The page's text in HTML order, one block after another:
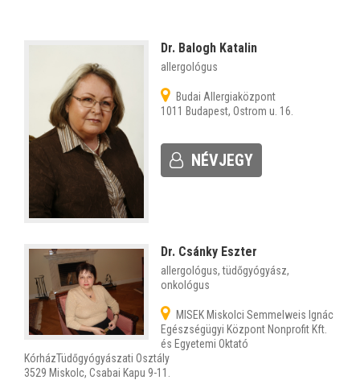
Dr. Balogh Katalin
allergológus
Budai Allergiaközpont
1011 Budapest, Ostrom u. 16.
NÉVJEGY
Dr. Csánky Eszter
allergológus, tüdőgyógyász,
onkológus
MISEK Miskolci Semmelweis Ignác
Egészségügyi Központ Nonprofit Kft.
és Egyetemi Oktató
KórházTüdőgyógyászati Osztály
3529 Miskolc, Csabai Kapu 9-11.